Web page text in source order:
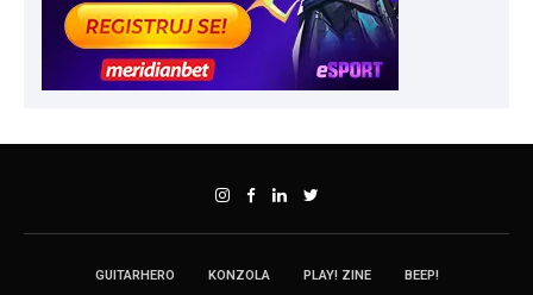
GUITARHERO KONZOLA PLAY! ZINE BEEP!